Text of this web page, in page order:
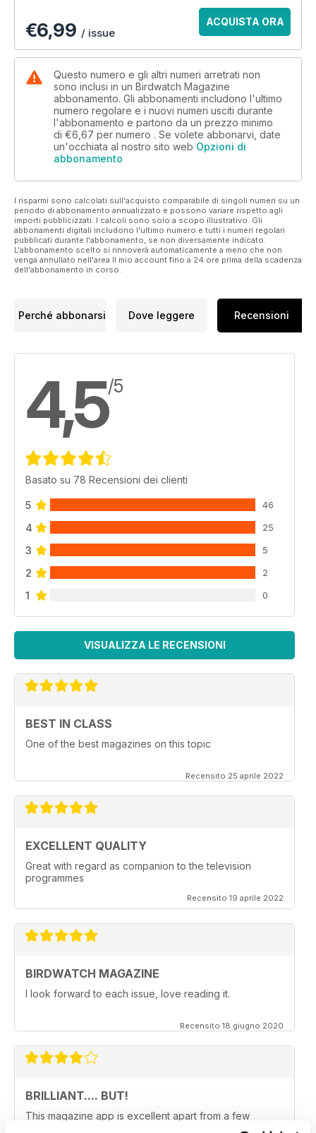
€6,99 / issue
ACQUISTA ORA
Questo numero e gli altri numeri arretrati non
sono inclusi in un Birdwatch Magazine
abbonamento. Gli abbonamenti includono l'ultimo
numero regolare e i nuovi numeri usciti durante
l'abbonamento e partono da un prezzo minimo
di €6,67 per numero . Se volete abbonarvi, date
un'occhiata al nostro sito web Opzioni di
abbonamento
I risparmi sono calcolati sull'acquisto comparabile di singoli numeri su un
periodo di abbonamento annualizzato e possono variare rispetto agli
importi pubblicizzati. I calcoli sono solo a scopo illustrativo. Gli
abbonamenti digitali includono l'ultimo numero e tutti i numeri regolari
pubblicati durante l'abbonamento, se non diversamente indicato.
L'abbonamento scelto si rinnoverà automaticamente a meno che non
venga annullato nell'area Il mio account fino a 24 ore prima della scadenza
dell'abbonamento in corso.
Perché abbonarsi Dove leggere Recensioni
4,5/5
Basato su 78 Recensioni dei clienti
5 46
4 25
3 5
2 2
1 0
VISUALIZZA LE RECENSIONI
BEST IN CLASS
One of the best magazines on this topic
Recensito 25 aprile 2022
EXCELLENT QUALITY
Great with regard as companion to the television
programmes
Recensito 19 aprile 2022
BIRDWATCH MAGAZINE
I look forward to each issue, love reading it.
Recensito 18 giugno 2020
BRILLIANT.... BUT!
This magazine app is excellent apart from a few